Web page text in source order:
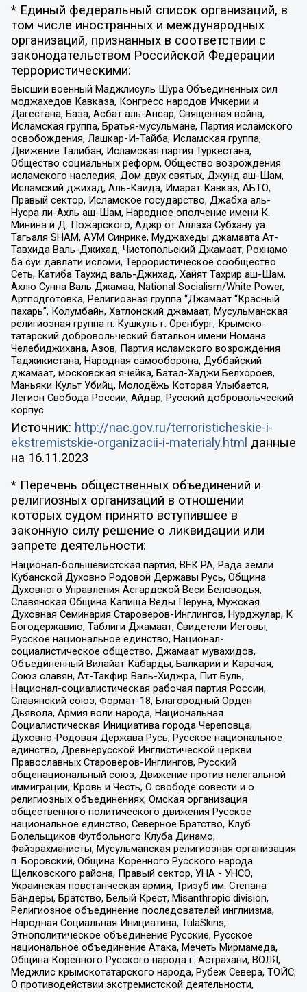
* Единый федеральный список организаций, в
том числе иностранных и международных
организаций, признанных в соответствии с
законодательством Российской Федерации
террористическими:
Высший военный Маджлисуль Шура Объединенных сил
моджахедов Кавказа, Конгресс народов Ичкерии и
Дагестана, База, Асбат аль-Ансар, Священная война,
Исламская группа, Братья-мусульмане, Партия исламского
освобождения, Лашкар-И-Тайба, Исламская группа,
Движение Талибан, Исламская партия Туркестана,
Общество социальных реформ, Общество возрождения
исламского наследия, Дом двух святых, Джунд аш-Шам,
Исламский джихад, Аль-Каида, Имарат Кавказ, АБТО,
Правый сектор, Исламское государство, Джабха аль-
Нусра ли-Ахль аш-Шам, Народное ополчение имени К.
Минина и Д. Пожарского, Аджр от Аллаха Субхану уа
Тагьаля SHAM, АУМ Синрике, Муджахеды джамаата Ат-
Тавхида Валь-Джихад, Чистопольский Джамаат, Рохнамо
ба суи давлати исломи, Террористическое сообщество
Сеть, Катиба Таухид валь-Джихад, Хайят Тахрир аш-Шам,
Ахлю Сунна Валь Джамаа, National Socialism/White Power,
Артподготовка, Религиозная группа “Джамаат “Красный
пахарь”, Колумбайн, Хатлонский джамаат, Мусульманская
религиозная группа п. Кушкуль г. Оренбург, Крымско-
татарский добровольческий батальон имени Номана
Челебиджихана, Азов, Партия исламского возрождения
Таджикистана, Народная самооборона, Дуббайский
джамаат, московская ячейка, Батал-Хаджи Белхороев,
Маньяки Культ Убийц, Молодёжь Которая Улыбается,
Легион Свобода России, Айдар, Русский добровольческий
корпус
Источник: http://nac.gov.ru/terroristicheskie-i-
ekstremistskie-organizacii-i-materialy.html данные
на 16.11.2023
* Перечень общественных объединений и
религиозных организаций в отношении
которых судом принято вступившее в
законную силу решение о ликвидации или
запрете деятельности:
Национал-большевистская партия, ВЕК РА, Рада земли
Кубанской Духовно Родовой Державы Русь, Община
Духовного Управления Асгардской Веси Беловодья,
Славянская Община Капища Веды Перуна, Мужская
Духовная Семинария Староверов-Инглингов, Нурджулар, К
Богодержавию, Таблиги Джамаат, Свидетели Иеговы,
Русское национальное единство, Национал-
социалистическое общество, Джамаат мувахидов,
Объединенный Вилайат Кабарды, Балкарии и Карачая,
Союз славян, Ат-Такфир Валь-Хиджра, Пит Буль,
Национал-социалистическая рабочая партия России,
Славянский союз, Формат-18, Благородный Орден
Дьявола, Армия воли народа, Национальная
Социалистическая Инициатива города Череповца,
Духовно-Родовая Держава Русь, Русское национальное
единство, Древнерусской Инглистической церкви
Православных Староверов-Инглингов, Русский
общенациональный союз, Движение против нелегальной
иммиграции, Кровь и Честь, О свободе совести и о
религиозных объединениях, Омская организация
общественного политического движения Русское
национальное единство, Северное Братство, Клуб
Болельщиков Футбольного Клуба Динамо,
Файзрахманисты, Мусульманская религиозная организация
п. Боровский, Община Коренного Русского народа
Щелковского района, Правый сектор, УНА - УНСО,
Украинская повстанческая армия, Тризуб им. Степана
Бандеры, Братство, Белый Крест, Misanthropic division,
Религиозное объединение последователей инглиизма,
Народная Социальная Инициатива, TulaSkins,
Этнополитическое объединение Русские, Русское
национальное объединение Атака, Мечеть Мирмамеда,
Община Коренного Русского народа г. Астрахани, ВОЛЯ,
Меджлис крымскотатарского народа, Рубеж Севера, ТОЙС,
О противодействии экстремистской деятельности,